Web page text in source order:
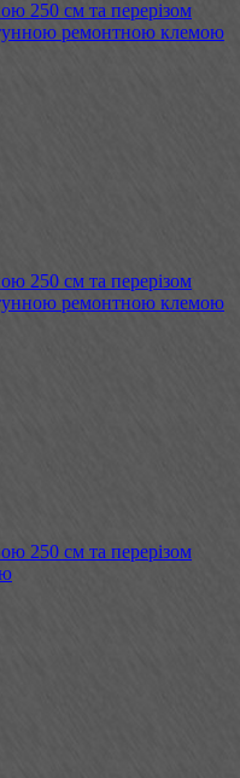
250 см та перерізом
ремонтною клемою
250 см та перерізом
ремонтною клемою
250 см та перерізом